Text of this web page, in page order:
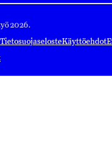
2026.
TietosuojaselosteKäyttöehdot